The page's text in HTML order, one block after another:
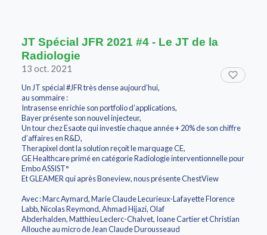
JT Spécial JFR 2021 #4 - Le JT de la
Radiologie
13 oct. 2021
Un JT spécial #JFR très dense aujourd’hui,
au sommaire :
Intrasense enrichie son portfolio d’applications,
Bayer présente son nouvel injecteur,
Un tour chez Esaote qui investie chaque année + 20% de son chiffre
d’affaires en R&D,
Therapixel dont la solution reçoit le marquage CE,
GE Healthcare primé en catégorie Radiologie interventionnelle pour
Embo ASSIST°
Et GLEAMER qui après Boneview, nous présente ChestView
Avec : Marc Aymard, Marie Claude Lecurieux-Lafayette Florence
Labb, Nicolas Reymond, Ahmad Hijazi, Olaf
Abderhalden, Matthieu Leclerc-Chalvet, Ioane Cartier et Christian
Allouche au micro de Jean Claude Durousseaud